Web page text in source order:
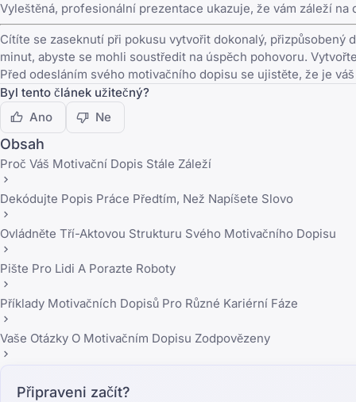
Vyleštěná, profesionální prezentace ukazuje, že vám záleží na
Cítíte se zaseknutí při pokusu vytvořit dokonalý, přizpůsobený
minut, abyste se mohli soustředit na úspěch pohovoru.
Před odesláním svého motivačního dopisu se ujistěte, že je
Byl tento článek užitečný?
Ano
Ne
Obsah
Proč Váš Motivační Dopis Stále Záleží
Dekódujte Popis Práce Předtím, Než Napíšete Slovo
Ovládněte Tří-Aktovou Strukturu Svého Motivačního Dopisu
Pište Pro Lidi A Porazte Roboty
Příklady Motivačních Dopisů Pro Různé Kariérní Fáze
Vaše Otázky O Motivačním Dopisu Zodpovězeny
Připraveni začít?